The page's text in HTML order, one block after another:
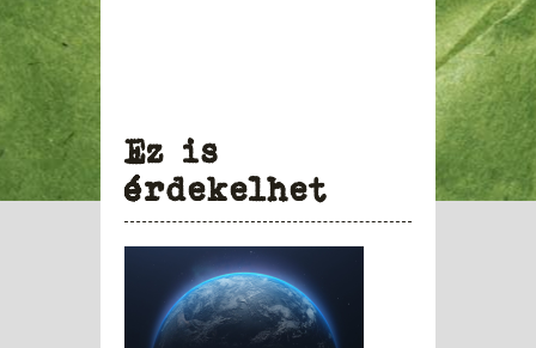
Ez is
érdekelhet